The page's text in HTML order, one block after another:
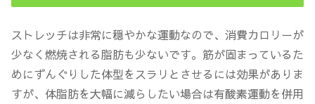
ストレッチは非常に穏やかな運動なので、消費カロリーが
少なく燃焼される脂肪も少ないです。筋が固まっているた
めにずんぐりした体型をスラリとさせるには効果がありま
すが、 体脂肪を大幅に減らしたい場合は有酸素運動を併用